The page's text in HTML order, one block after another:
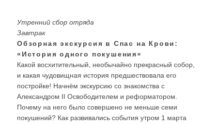
Утренний сбор отряда
Завтрак
Обзорная экскурсия в Спас на Крови:
«История одного покушения»
Какой восхитительный, необычайно прекрасный собор,
и какая чудовищная история предшествовала его
постройке! Начнём экскурсию со знакомства с
Александром II Освободителем и реформатором.
Почему на него было совершено не меньше семи
покушений? Как развивались события утром 1 марта